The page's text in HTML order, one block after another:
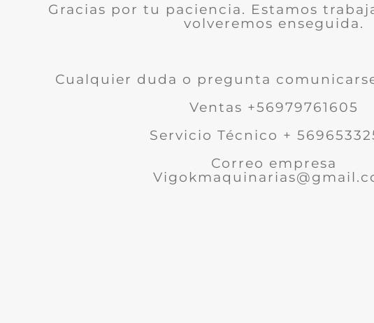
Gracias por tu paciencia. Estamos
volveremos enseguida.
Cualquier duda o pregunta
Ventas +56979761605
Servicio Técnico +
Correo empresa